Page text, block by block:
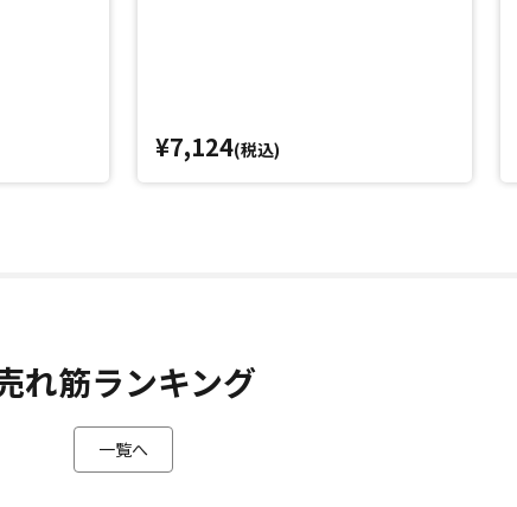
¥7,124(税込)
れ筋ランキング
一覧へ